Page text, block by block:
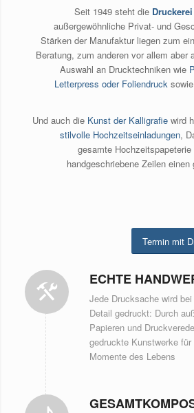
Seit 1949 steht die
außergewöhnliche Privat- und
Stärken der Manufaktur liegen zum
Beratung, zum anderen vor allem aber
Auswahl an Drucktechniken wie
Letterpress oder Foliendruck
Und auch die Kunst der Kalligrafie wird
stilvolle Hochzeitseinladungen,
gesamte
handgeschriebene Zeilen
Termin mit
ECHTE
Jede Drucksache wird
Detail gedruckt: Durch
Papieren und
gedruckte Kunstwerke
Momente des Lebens